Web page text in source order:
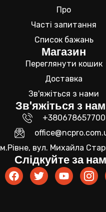
Про
Часті запитання
Список бажань
Магазин
Переглянути кошик
Доставка
Зв'яжіться з нами
Зв'яжіться з
+380678657700
м.Рівне, вул. Михайла
Слідкуйте за